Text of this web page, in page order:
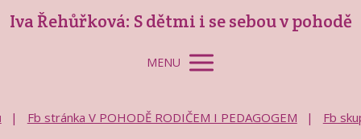
Iva Řehůřková: S dětmi i se sebou v pohodě
MENU
Fb stránka V POHODĚ RODIČEM I PEDAGOGEM
Fb